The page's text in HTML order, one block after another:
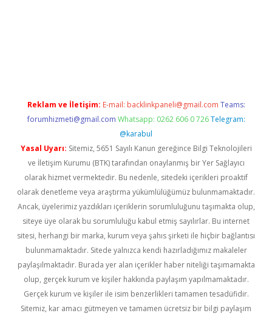
Reklam ve İletişim: E-mail: backlinkpaneli@gmail.com Teams:
forumhizmeti@gmail.com Whatsapp: 0262 606 0 726 Telegram:
@karabul
Yasal Uyarı: Sitemiz, 5651 Sayılı Kanun gereğince Bilgi Teknolojileri
ve İletişim Kurumu (BTK) tarafından onaylanmış bir Yer Sağlayıcı
olarak hizmet vermektedir. Bu nedenle, sitedeki içerikleri proaktif
olarak denetleme veya araştırma yükümlülüğümüz bulunmamaktadır.
Ancak, üyelerimiz yazdıkları içeriklerin sorumluluğunu taşımakta olup,
siteye üye olarak bu sorumluluğu kabul etmiş sayılırlar. Bu internet
sitesi, herhangi bir marka, kurum veya şahıs şirketi ile hiçbir bağlantısı
bulunmamaktadır. Sitede yalnızca kendi hazırladığımız makaleler
paylaşılmaktadır. Burada yer alan içerikler haber niteliği taşımamakta
olup, gerçek kurum ve kişiler hakkında paylaşım yapılmamaktadır.
Gerçek kurum ve kişiler ile isim benzerlikleri tamamen tesadüfidir.
Sitemiz, kar amacı gütmeyen ve tamamen ücretsiz bir bilgi paylaşım